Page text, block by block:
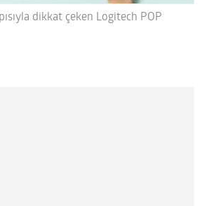
dikkat çeken Logitech POP